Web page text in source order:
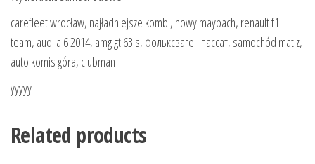
carefleet wrocław, najładniejsze kombi, nowy maybach, renault f1
team, audi a 6 2014, amg gt 63 s, фольксваген пассат, samochód matiz,
auto komis góra, clubman
yyyyy
Related products